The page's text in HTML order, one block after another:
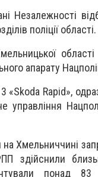
Незалежності
поліції області.
апарату
«Skoda Rapid»,
управління
Хмельниччині
здійснили
понад 83